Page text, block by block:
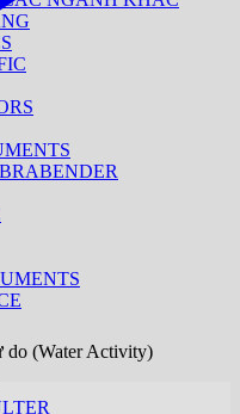
do (Water Activity)